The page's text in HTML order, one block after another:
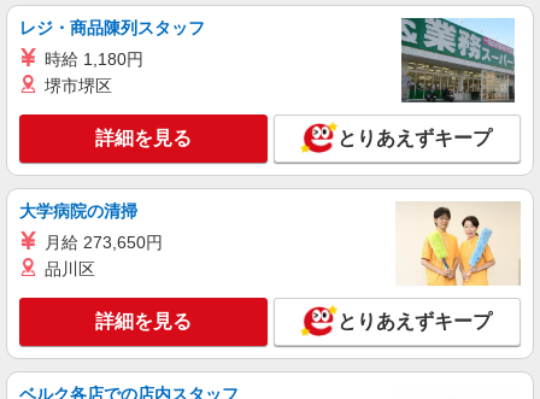
古河駅すぐ★病院でお掃除/食事の配膳など♪★
激募★
時給1600円〜2250円 ＜日払い有/週払い有/交
古河市
キープ 詳細を見る
派遣社員
株式会社kotrio /●SI-H-2076413
＜高時給＞古河駅近くの病院で安定した働き方
を★看護助手♪
時給1600円〜2250円 ＜日払い有/週払い有/交
通費全支給(ガソリン代含む)＞
レジ・商品陳列スタッフ
時給 1,180円
堺市堺区
詳細を見る とりあえずキープ
大学病院の清掃
月給 273,650円
品川区
詳細を見る とりあえずキープ
ベルク各店での店内スタッフ